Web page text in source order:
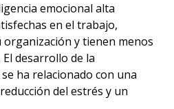
emocional alta
en el trabajo,
y tienen menos
desarrollo de la
ha relacionado con una
del estrés y un